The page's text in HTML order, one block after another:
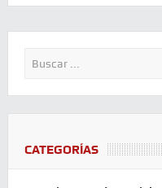
CATEGORÍAS